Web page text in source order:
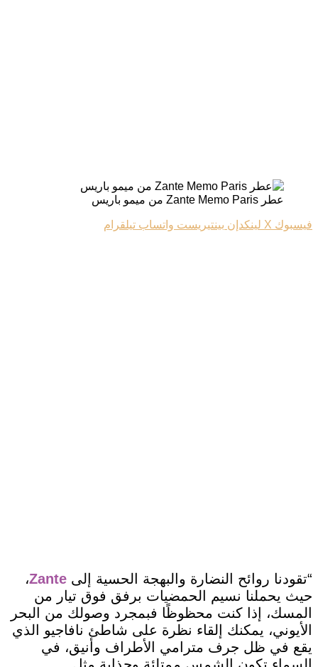
عطر Zante Memo Paris من ميمو باريس
فيسبوك ‫X لينكدإن بينتيريست واتساب تيلقرام
“تقودنا روائح النضارة والبهجة الحسية إلى Zante،
حيث يحملنا نسيم الحمضيات برفق فوق تيار من
المسك، إذا كنت محظوظًا فبمجرد وصولك من البحر
الأيوني، يمكنك إلقاء نظرة على شاطئ نافاجيو الذي
يقع في ظل جرف مترامي الأطراف وأنيق، في